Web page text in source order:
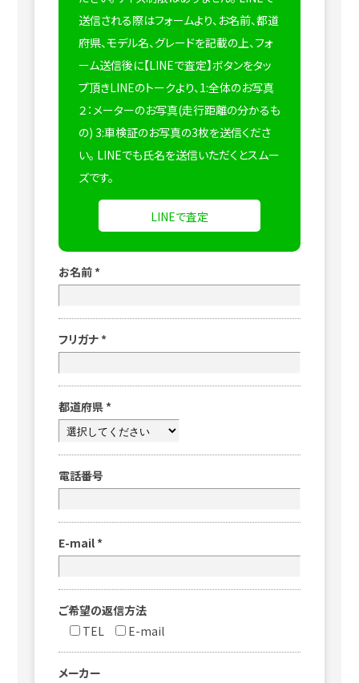
送信される際はフォームより、お名前、都道
府県、モデル名、グレードを記載の上、フォ
ーム送信後に【LINEで査定】ボタンをタッ
プ頂きLINEのトークより、1:全体のお写真
２：メーターのお写真(走行距離の分かるも
の) 3:車検証のお写真の3枚を送信くださ
い。 LINEでも氏名を送信いただくとスムー
ズです。
LINEで査定
お名前 *
フリガナ *
都道府県 *
電話番号
E-mail *
ご希望の返信方法
TEL
E-mail
メーカー